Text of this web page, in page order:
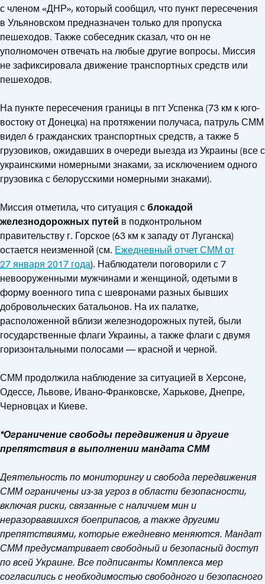
с членом «ДНР», который сообщил, что пункт пересечения
в Ульяновском предназначен только для пропуска
пешеходов. Также собеседник сказал, что он не
уполномочен отвечать на любые другие вопросы. Миссия
не зафиксировала движение транспортных средств или
пешеходов.
На пункте пересечения границы в пгт Успенка (73 км к юго-
востоку от Донецка) на протяжении получаса, патруль СММ
видел 6 гражданских транспортных средств, а также 5
грузовиков, ожидавших в очереди выезда из Украины (все с
украинскими номерными знаками, за исключением одного
грузовика с белорусскими номерными знаками).
Миссия отметила, что ситуация сблокадой
железнодорожных путей в подконтрольном
правительству г. Горское (63 км к западу от Луганска)
остается неизменной (см. Ежедневный отчет СММ от
27 января 2017 года). Наблюдатели поговорили с 7
невооруженными мужчинами и женщиной, одетыми в
форму военного типа с шевронами разных бывших
добровольческих батальонов. На их палатке,
расположенной вблизи железнодорожных путей, были
государственные флаги Украины, а также флаги с двумя
горизонтальными полосами — красной и черной.
СММ продолжила наблюдение за ситуацией в Херсоне,
Одессе, Львове, Ивано-Франковске, Харькове, Днепре,
Черновцах и Киеве.
*Ограничение свободы передвижения и другие
препятствия в выполнении мандата СММ
Деятельность по мониторингу и свобода передвижения
СММ ограничены из-за угроз в области безопасности,
включая риски, связанные с наличием мин и
неразорвавшихся боеприпасов, а также другими
препятствиями, которые ежедневно меняются. Мандат
СММ предусматривает свободный и безопасный доступ
по всей Украине. Все подписанты Комплекса мер
согласились с необходимостью свободного и безопасного